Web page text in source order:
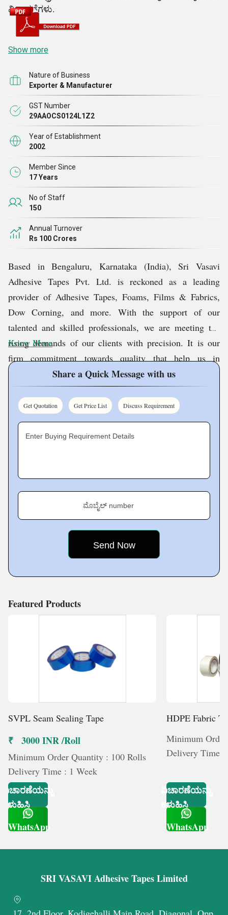
ವಿಚಾರಣೆಗಳು.
Show more
Nature of Business
Exporter & Manufacturer
GST Number
29AAOCS0124L1Z2
Year of Establishment
2002
Member Since
17 Years
No of Staff
150
Annual Turnover
Rs 100 Crores
Based in Bengaluru, Karnataka (India), Sri Vasavi
Adhesive Tapes Pvt. Ltd. is reckoned as a leading
provider of Adhesive Tapes, Foams, Films & Fabrics,
Dow Corning, and more. With the support of our
talented and skilled professionals, we are meeting the
rising demands of our clients with precision. It is our
firm commitment towards quality that help us in
developing long term relationship with the buyers. We
are a well reputed manufacturer, exporter and supplier of
the industry. We are offering qualitative range of PVC
foam sheet, pvc foam board sheet, etc. available in varied
size, thickness and density.
We emerged as an eminent exporter, supplier and
manufacturer in the markets due to the unparalleled
Acrylic, Foams, Hot Melt, Fabrics as
Know More
Share a Quick Message with us
Get Quotation Get Price List Discuss Requirement
Enter Buying Requirement Details
ಮೊಬೈಲ್ number
Featured Products
SVPL Seam Sealing Tape
₹ 3000 INR /Roll
Minimum Order Quantity : 100 Rolls
Delivery Time : 1 Week
ವಿಚಾರಣೆಯನ್ನು
ಕಳುಹಿಸಿ
WhatsApp
HDPE Fabric
Minimum
Delivery Time :
ವಿಚಾರಣೆಯನ್ನು
ಕಳುಹಿಸಿ
WhatsApp
SRI VASAVI Adhesive Tapes Limited